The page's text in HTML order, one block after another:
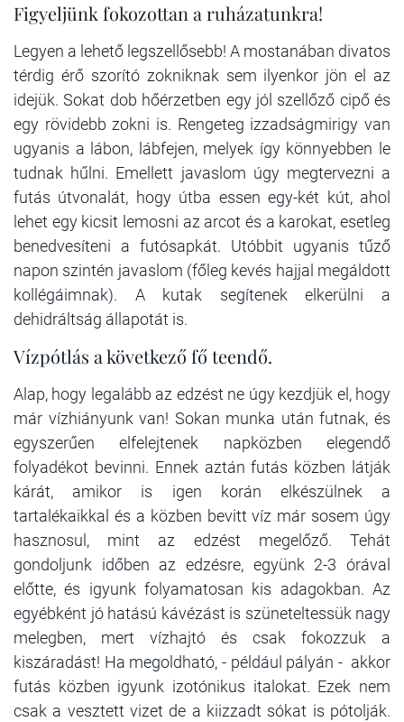
Figyeljünk fokozottan a ruházatunkra!
Legyen a lehető legszellősebb! A mostanában divatos
térdig érő szorító zokniknak sem ilyenkor jön el az
idejük. Sokat dob hőérzetben egy jól szellőző cipő és
egy rövidebb zokni is. Rengeteg izzadságmirigy van
ugyanis a lábon, lábfejen, melyek így könnyebben le
tudnak hűlni. Emellett javaslom úgy megtervezni a
futás útvonalát, hogy útba essen egy-két kút, ahol
lehet egy kicsit lemosni az arcot és a karokat, esetleg
benedvesíteni a futósapkát. Utóbbit ugyanis tűző
napon szintén javaslom (főleg kevés hajjal megáldott
kollégáimnak). A kutak segítenek elkerülni a
dehidráltság állapotát is.
Vízpótlás a következő fő teendő.
Alap, hogy legalább az edzést ne úgy kezdjük el, hogy
már vízhiányunk van! Sokan munka után futnak, és
egyszerűen elfelejtenek napközben elegendő
folyadékot bevinni. Ennek aztán futás közben látják
kárát, amikor is igen korán elkészülnek a
tartalékaikkal és a közben bevitt víz már sosem úgy
hasznosul, mint az edzést megelőző. Tehát
gondoljunk időben az edzésre, együnk 2-3 órával
előtte, és igyunk folyamatosan kis adagokban. Az
egyébként jó hatású kávézást is szüneteltessük nagy
melegben, mert vízhajtó és csak fokozzuk a
kiszáradást! Ha megoldható, - például pályán - akkor
futás közben igyunk izotónikus italokat. Ezek nem
csak a vesztett vizet de a kiizzadt sókat is pótolják.